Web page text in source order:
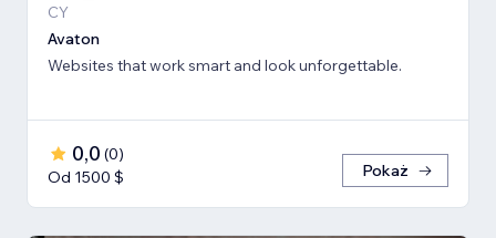
CY
Avaton
Websites that work smart and look unforgettable.
0,0 (0)
Od 1500 $
Pokaż